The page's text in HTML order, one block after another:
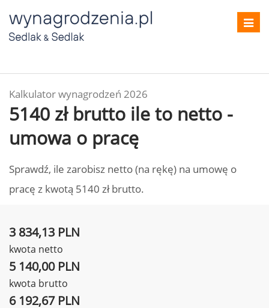
Kalkulator wynagrodzeń 2026
5140 zł brutto ile to netto -
umowa o pracę
Sprawdź, ile zarobisz netto (na rękę) na umowę o
pracę z kwotą 5140 zł brutto.
3 834,13 PLN
kwota netto
5 140,00 PLN
kwota brutto
6 192,67 PLN